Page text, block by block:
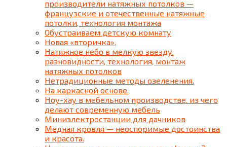
производители натяжных потолков —
французские и отечественные натяжные
потолки, технология монтажа
Обустраиваем детскую комнату
Новая «вторичка».
Натяжное небо в мелкую звезду.
разновидности, технология, монтаж
натяжных потолков
Нетрадиционные методы озеленения.
На каркасной основе.
Ноу-хау в мебельном производстве. из чего
делают современную мебель
Миниэлектростанции для дачников
Медная кровля — неоспоримые достоинства
и красота.